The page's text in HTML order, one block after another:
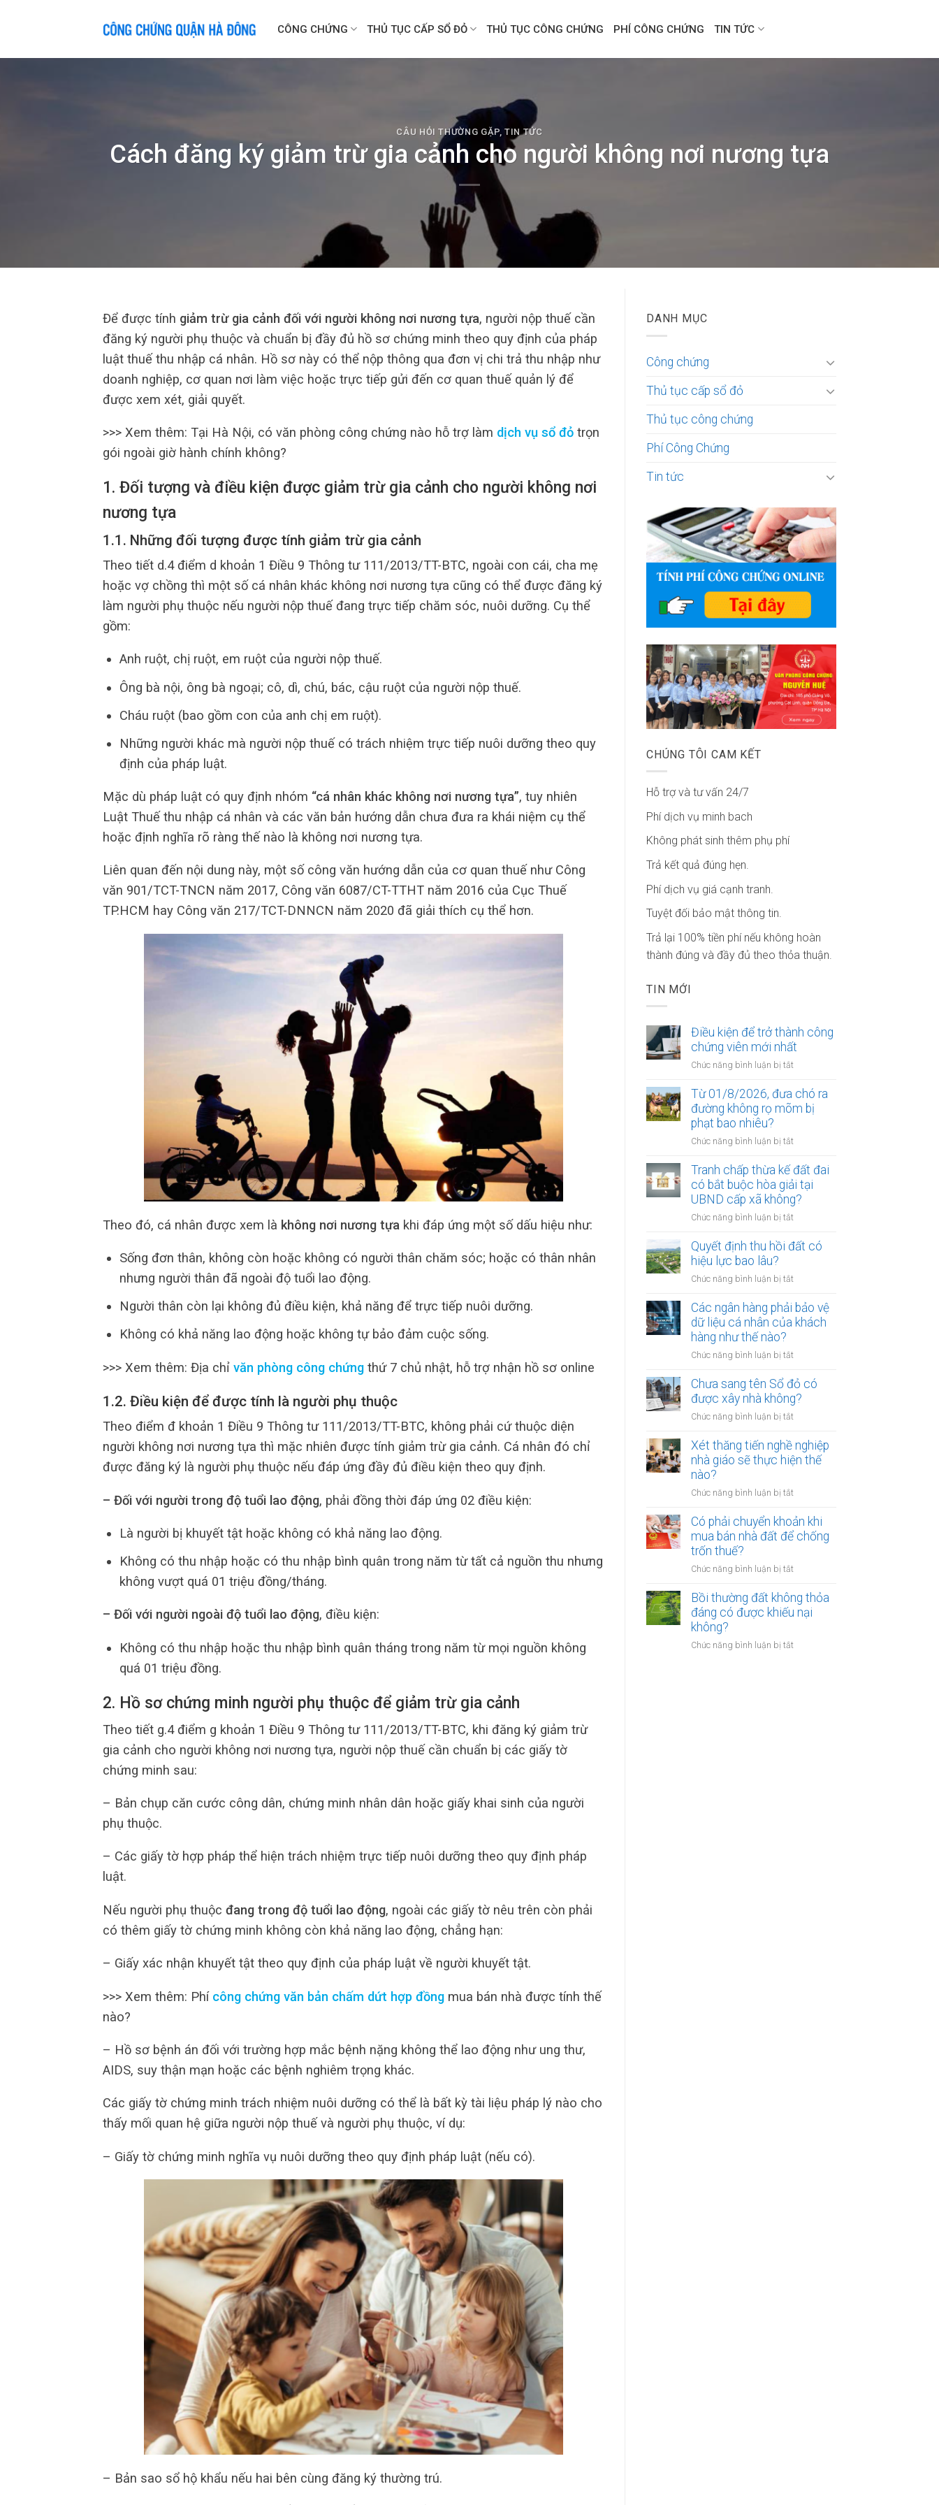
CÔNG CHỨNG THỦ TỤC CẤP SỔ ĐỎ THỦ TỤC CÔNG CHỨNG PHÍ CÔNG CHỨNG TIN TỨC
CÂU HỎI THƯỜNG GẶP,TIN TỨC
Cách đăng ký giảm trừ gia cảnh cho người không nơi nương tựa
Để được tính giảm trừ gia cảnh đối với người không nơi nương tựa, người nộp thuế cần
đăng ký người phụ thuộc và chuẩn bị đầy đủ hồ sơ chứng minh theo quy định của pháp
luật thuế thu nhập cá nhân. Hồ sơ này có thể nộp thông qua đơn vị chi trả thu nhập như
doanh nghiệp, cơ quan nơi làm việc hoặc trực tiếp gửi đến cơ quan thuế quản lý để
được xem xét, giải quyết.
>>> Xem thêm: Tại Hà Nội, có văn phòng công chứng nào hỗ trợ làm dịch vụ sổ đỏ trọn
gói ngoài giờ hành chính không?
1. Đối tượng và điều kiện được giảm trừ gia cảnh cho người không nơi
nương tựa
1.1. Những đối tượng được tính giảm trừ gia cảnh
Theo tiết d.4 điểm d khoản 1 Điều 9 Thông tư 111/2013/TT-BTC, ngoài con cái, cha mẹ
hoặc vợ chồng thì một số cá nhân khác không nơi nương tựa cũng có thể được đăng ký
làm người phụ thuộc nếu người nộp thuế đang trực tiếp chăm sóc, nuôi dưỡng. Cụ thể
gồm:
Anh ruột, chị ruột, em ruột của người nộp thuế.
Ông bà nội, ông bà ngoại; cô, dì, chú, bác, cậu ruột của người nộp thuế.
Cháu ruột (bao gồm con của anh chị em ruột).
Những người khác mà người nộp thuế có trách nhiệm trực tiếp nuôi dưỡng theo quy
định của pháp luật.
Mặc dù pháp luật có quy định nhóm “cá nhân khác không nơi nương tựa”, tuy nhiên
Luật Thuế thu nhập cá nhân và các văn bản hướng dẫn chưa đưa ra khái niệm cụ thể
hoặc định nghĩa rõ ràng thế nào là không nơi nương tựa.
Liên quan đến nội dung này, một số công văn hướng dẫn của cơ quan thuế như Công
văn 901/TCT-TNCN năm 2017, Công văn 6087/CT-TTHT năm 2016 của Cục Thuế
TP.HCM hay Công văn 217/TCT-DNNCN năm 2020 đã giải thích cụ thể hơn.
Theo đó, cá nhân được xem là không nơi nương tựa khi đáp ứng một số dấu hiệu như:
Sống đơn thân, không còn hoặc không có người thân chăm sóc; hoặc có thân nhân
nhưng người thân đã ngoài độ tuổi lao động.
Người thân còn lại không đủ điều kiện, khả năng để trực tiếp nuôi dưỡng.
Không có khả năng lao động hoặc không tự bảo đảm cuộc sống.
>>> Xem thêm: Địa chỉ văn phòng công chứng thứ 7 chủ nhật, hỗ trợ nhận hồ sơ online
1.2. Điều kiện để được tính là người phụ thuộc
Theo điểm đ khoản 1 Điều 9 Thông tư 111/2013/TT-BTC, không phải cứ thuộc diện
người không nơi nương tựa thì mặc nhiên được tính giảm trừ gia cảnh. Cá nhân đó chỉ
được đăng ký là người phụ thuộc nếu đáp ứng đầy đủ điều kiện theo quy định.
– Đối với người trong độ tuổi lao động, phải đồng thời đáp ứng 02 điều kiện:
Là người bị khuyết tật hoặc không có khả năng lao động.
Không có thu nhập hoặc có thu nhập bình quân trong năm từ tất cả nguồn thu nhưng
không vượt quá 01 triệu đồng/tháng.
– Đối với người ngoài độ tuổi lao động, điều kiện:
Không có thu nhập hoặc thu nhập bình quân tháng trong năm từ mọi nguồn không
quá 01 triệu đồng.
2. Hồ sơ chứng minh người phụ thuộc để giảm trừ gia cảnh
Theo tiết g.4 điểm g khoản 1 Điều 9 Thông tư 111/2013/TT-BTC, khi đăng ký giảm trừ
gia cảnh cho người không nơi nương tựa, người nộp thuế cần chuẩn bị các giấy tờ
chứng minh sau:
– Bản chụp căn cước công dân, chứng minh nhân dân hoặc giấy khai sinh của người
phụ thuộc.
– Các giấy tờ hợp pháp thể hiện trách nhiệm trực tiếp nuôi dưỡng theo quy định pháp
luật.
Nếu người phụ thuộc đang trong độ tuổi lao động, ngoài các giấy tờ nêu trên còn phải
có thêm giấy tờ chứng minh không còn khả năng lao động, chẳng hạn:
– Giấy xác nhận khuyết tật theo quy định của pháp luật về người khuyết tật.
>>> Xem thêm: Phí công chứng văn bản chấm dứt hợp đồng mua bán nhà được tính thế
nào?
– Hồ sơ bệnh án đối với trường hợp mắc bệnh nặng không thể lao động như ung thư,
AIDS, suy thận mạn hoặc các bệnh nghiêm trọng khác.
Các giấy tờ chứng minh trách nhiệm nuôi dưỡng có thể là bất kỳ tài liệu pháp lý nào cho
thấy mối quan hệ giữa người nộp thuế và người phụ thuộc, ví dụ:
– Giấy tờ chứng minh nghĩa vụ nuôi dưỡng theo quy định pháp luật (nếu có).
– Bản sao sổ hộ khẩu nếu hai bên cùng đăng ký thường trú.
DANH MỤC
Công chứng
Thủ tục cấp sổ đỏ
Thủ tục công chứng
Phí Công Chứng
Tin tức
CHÚNG TÔI CAM KẾT
Hỗ trợ và tư vấn 24/7
Phí dịch vụ minh bach
Không phát sinh thêm phụ phí
Trả kết quả đúng hẹn.
Phí dịch vụ giá cạnh tranh.
Tuyệt đối bảo mật thông tin.
Trả lại 100% tiền phí nếu không hoàn
thành đúng và đầy đủ theo thỏa thuận.
TIN MỚI
Điều kiện để trở thành công
chứng viên mới nhất
Chức năng bình luận bị tắt
kiện
để
công
viên
mới
nhất
Từ 01/8/2026, đưa chó ra
đường không rọ mõm bị
phạt bao nhiêu?
Chức năng bình luận bị tắt
01/8/2026,
đưa
chó
ra
đường
rọ
bao
nhiêu?
Tranh chấp thừa kế đất đai
có bắt buộc hòa giải tại
UBND cấp xã không?
Chức năng bình luận bị tắt
chấp
đất
có
bắt
tại
UBND
cấp
Quyết định thu hồi đất có
hiệu lực bao lâu?
Chức năng bình luận bị tắt
định
thu
có
lực
bao
Các ngân hàng phải bảo vệ
dữ liệu cá nhân của khách
hàng như thế nào?
Chức năng bình luận bị tắt
ngân
hàng
phải
bảo
dữ
liệu
khách
hàng
như
Chưa sang tên Sổ đỏ có
được xây nhà không?
Chức năng bình luận bị tắt
sang
tên
Sổ
có
xây
nhà
Xét thăng tiến nghề nghiệp
nhà giáo sẽ thực hiện thế
nào?
Chức năng bình luận bị tắt
thăng
tiến
nhà
sẽ
thực
Có phải chuyển khoản khi
mua bán nhà đất để chống
trốn thuế?
Chức năng bình luận bị tắt
phải
chuyển
khoản
mua
Bồi thường đất không thỏa
đáng có được khiếu nại
không?
Chức năng bình luận bị tắt